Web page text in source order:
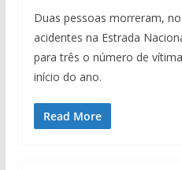
Duas pessoas morreram,
acidentes na Estrada
para três o número de
início do ano.
Read More